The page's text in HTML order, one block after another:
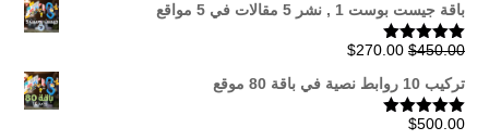
باقة جيست بوست 1 , نشر 5 مقالات في 5 مواقع
تم التقييم
$450.00
السعر
الأصلي
هو:
$270.00 السعر
تركيب 10 روابط نصية في باقة 80 موقع
تم التقييم
$500.00